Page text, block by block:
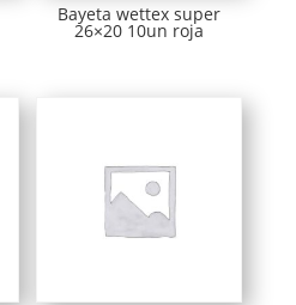
Bayeta wettex super
26×20 10un roja